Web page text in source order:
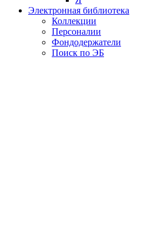
Электронная библиотека
Коллекции
Персоналии
Фондодержатели
Поиск по ЭБ